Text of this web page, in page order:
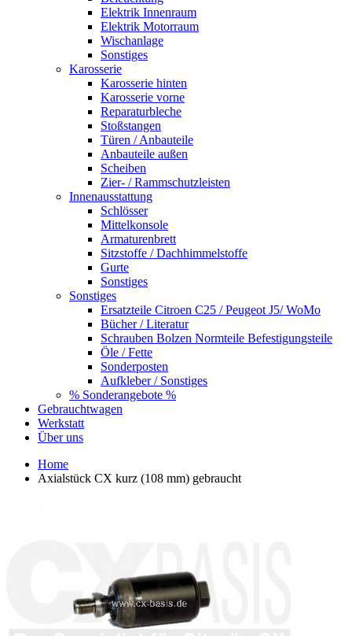
Elektrik Innenraum
Elektrik Motorraum
Wischanlage
Sonstiges
Karosserie
Karosserie hinten
Karosserie vorne
Reparaturbleche
Stoßstangen
Türen / Anbauteile
Anbauteile außen
Scheiben
Zier- / Rammschutzleisten
Innenausstattung
Schlösser
Mittelkonsole
Armaturenbrett
Sitzstoffe / Dachhimmelstoffe
Gurte
Sonstiges
Sonstiges
Ersatzteile Citroen C25 / Peugeot J5/ WoMo
Bücher / Literatur
Schrauben Bolzen Normteile Befestigungsteile
Öle / Fette
Sonderposten
Aufkleber / Sonstiges
% Sonderangebote %
Gebrauchtwagen
Werkstatt
Über uns
Home
Axialstück CX kurz (108 mm) gebraucht